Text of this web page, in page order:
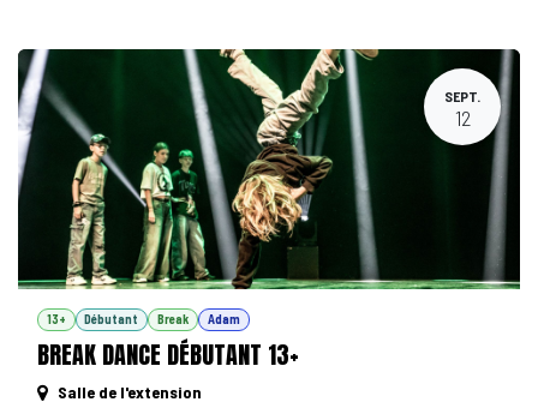
SEPT.
12
13+ Débutant Break Adam
BREAK DANCE DÉBUTANT 13+
Salle de l'extension